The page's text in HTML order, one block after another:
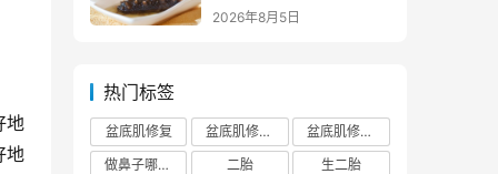
地
地
2026年8月5日
热门标签
盆底肌修复 盆底肌修复医院排行榜
盆底肌修复多少钱
做鼻子哪个正规医院比较出名
二胎
生二胎